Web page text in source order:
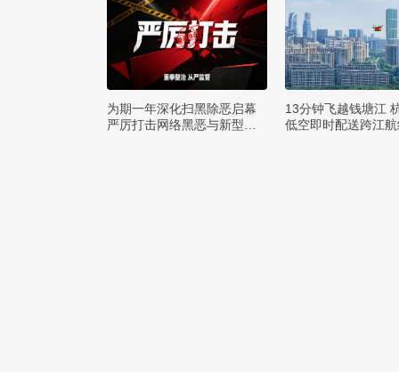
为期一年深化扫黑除恶启幕
严厉打击网络黑恶与新型犯
13分钟飞越钱塘江
低空即时配送跨江